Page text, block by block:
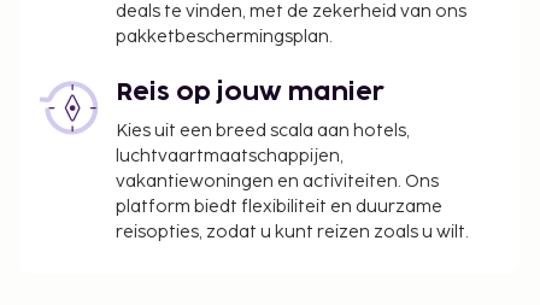
deals te vinden, met de zekerheid van ons
pakketbeschermingsplan.
Reis op jouw manier
Kies uit een breed scala aan hotels,
luchtvaartmaatschappijen,
vakantiewoningen en activiteiten. Ons
platform biedt flexibiliteit en duurzame
reisopties, zodat u kunt reizen zoals u wilt.